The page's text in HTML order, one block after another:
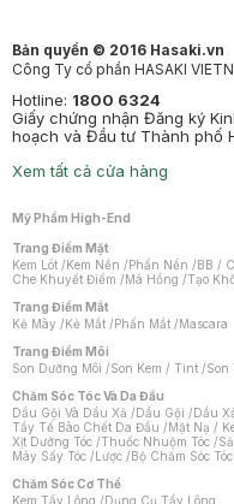
Bản quyền © 2016 Hasaki.vn
Công Ty cổ phần HASAKI
Hotline: 1800 6324
Giấy chứng nhận Đăng ký
hoạch và Đầu tư Thành phố
Xem tất cả cửa hàng
Mỹ Phẩm High-End
Trang Điểm Mặt
Kem Lót /Kem Nền /Phấn Nền /BB /
Che Khuyết Điểm /Má Hồng /Tạo
Trang Điểm Mắt
Kẻ Mày /Kẻ Mắt /Phấn Mắt /Mascara
Trang Điểm Môi
Son Dưỡng Môi /Son Kem / Tint /Son
Chăm Sóc Tóc Và Da Đầu
Dầu Gội Và Dầu Xả /Dầu Gội /Dầu
Tẩy Tế Bào Chết Da Đầu /Mặt Nạ /
Xịt Dưỡng Tóc /Thuốc Nhuộm Tóc /
Máy Sấy Tóc /Lược /Bộ Chăm Sóc Tóc
Chăm Sóc Cơ Thể
Kem Tẩy Lông /Dụng Cụ Tẩy Lông